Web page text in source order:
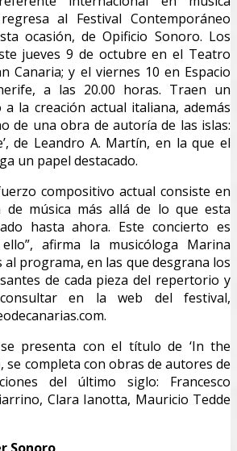
al Festival Contemporáneo
ocasión, de Opificio Sonoro. Los
jueves 9 de octubre en el Teatro
Canaria; y el viernes 10 en Espacio
a las 20.00 horas. Traen un
a la creación actual italiana, además
de una obra de autoría de las islas:
de Leandro A. Martín, en la que el
un papel destacado.
compositivo actual consiste en
de música más allá de lo que esta
hasta ahora. Este concierto es
afirma la musicóloga Marina
al programa, en las que desgrana los
de cada pieza del repertorio y
en la web del festival,
presenta con el título de ‘In the
se completa con obras de autores de
del último siglo: Francesco
Clara Ianotta, Mauricio Tedde